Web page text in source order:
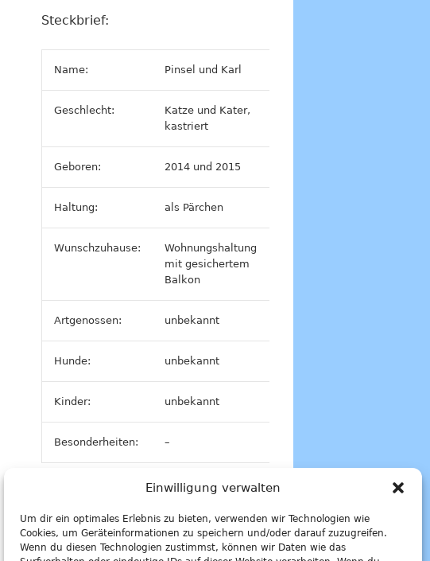
Einwilligung verwalten
Um dir ein optimales Erlebnis zu bieten, verwenden wir Technologien wie
Cookies, um Geräteinformationen zu speichern und/oder darauf zuzugreifen.
Wenn du diesen Technologien zustimmst, können wir Daten wie das
Steckbrief:
Name: Pinsel und Karl
Geschlecht:
Katze und Kater,
kastriert
Geboren: 2014 und 2015
Haltung: als Pärchen
Wunschzuhause:
Wohnungshaltung
mit gesichertem
Balkon
Artgenossen: unbekannt
Hunde: unbekannt
Kinder: unbekannt
Besonderheiten: –
Freigänger